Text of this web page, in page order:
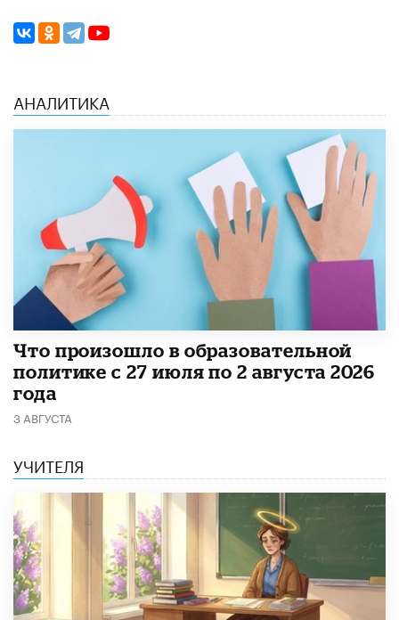
АНАЛИТИКА
​Что произошло в образовательной
политике с 27 июля по 2 августа 2026
года
3 АВГУСТА
УЧИТЕЛЯ